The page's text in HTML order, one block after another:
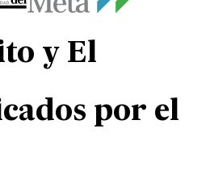
y El
por el